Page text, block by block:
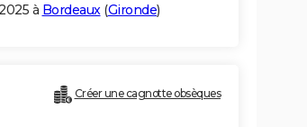
à Bordeaux(Gironde)
Créer une cagnotte obsèques